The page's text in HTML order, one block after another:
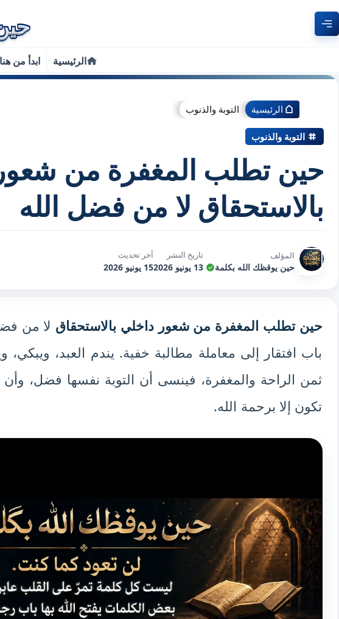
الرئيسية ابدأ من هنا
الرئيسية التوبة والذنوب
التوبة والذنوب
حين تطلب المغفرة من
بالاستحقاق لا من فضل الله
المؤلف
حين يوقظك الله بكلمة
تاريخ النشر
13 يونيو 2026
آخر تحديث
15 يونيو 2026
حين تطلب المغفرة من شعور داخلي بالاستحقاق لا من
باب افتقار إلى معاملة مطالبة خفية. يندم العبد،
ثمن الراحة والمغفرة، فينسى أن التوبة نفسها فضل، وأن
تكون إلا برحمة الله.